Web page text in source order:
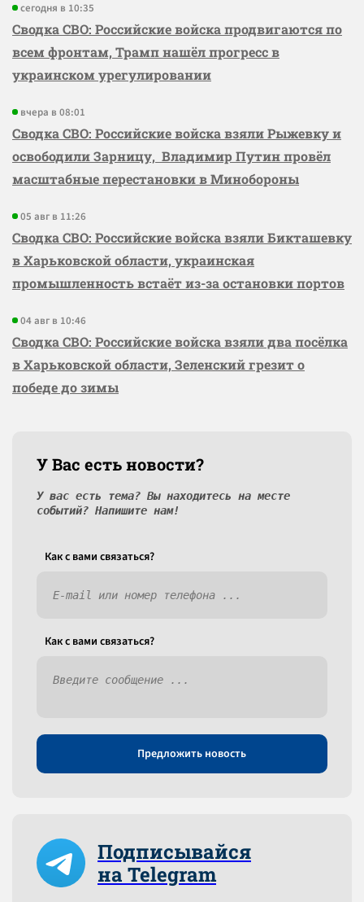
сегодня в 10:35
Сводка СВО: Российские войска продвигаются по
всем фронтам, Трамп нашёл прогресс в
украинском урегулировании
вчера в 08:01
Сводка СВО: Российские войска взяли Рыжевку и
освободили Зарницу, Владимир Путин провёл
масштабные перестановки в Минобороны
05 авг в 11:26
Сводка СВО: Российские войска взяли Бикташевку
в Харьковской области, украинская
промышленность встаёт из-за остановки портов
04 авг в 10:46
Сводка СВО: Российские войска взяли два посёлка
в Харьковской области, Зеленский грезит о
победе до зимы
У Вас есть новости?
У вас есть тема? Вы находитесь на месте
событий? Напишите нам!
Как c вами связаться?
Как c вами связаться?
Предложить новость
Подписывайся
на Telegram